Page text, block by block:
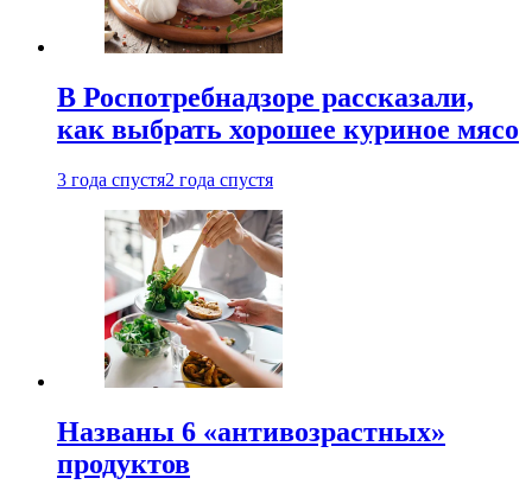
В Роспотребнадзоре рассказали,
как выбрать хорошее куриное мясо
3 года спустя2 года спустя
Названы 6 «антивозрастных»
продуктов